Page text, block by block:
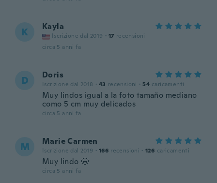
K Kayla
Iscrizione dal 2019 · 17 recensioni
circa 5 anni fa
D Doris
Iscrizione dal 2018 · 43 recensioni · 54 caricamenti
Muy lindos igual a la foto tamaño mediano
como 5 cm muy delicados
circa 5 anni fa
M Marie Carmen
Iscrizione dal 2019 · 166 recensioni · 126 caricamenti
Muy lindo 🤩
circa 5 anni fa